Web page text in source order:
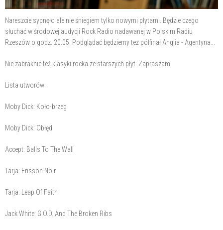
Nareszcie sypnęło ale nie śniegiem tylko nowymi płytami. Będzie czego
słuchać w środowej audycji Rock Radio nadawanej w Polskim Radiu
Rzeszów o godz. 20.05. Podglądać będziemy też półfinał Anglia - Agentyna...
Nie zabraknie też klasyki rocka ze starszych płyt. Zapraszam.
Lista utworów:
Moby Dick: Koło-brzeg
Moby Dick: Obłęd
Accept: Balls To The Wall
Tarja: Frisson Noir
Tarja: Leap Of Faith
Jack White: G.O.D. And The Broken Ribs